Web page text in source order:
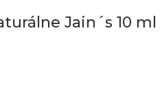
Jain´s 10 ml